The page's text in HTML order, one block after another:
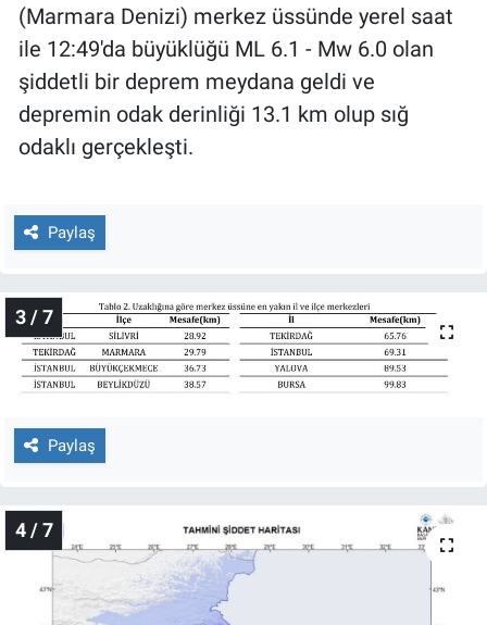
(Marmara Denizi) merkez üssünde yerel saat
ile 12:49'da büyüklüğü ML 6.1 - Mw 6.0 olan
şiddetli bir deprem meydana geldi ve
depremin odak derinliği 13.1 km olup sığ
odaklı gerçekleşti.
Paylaş
3 / 7
Paylaş
4 / 7